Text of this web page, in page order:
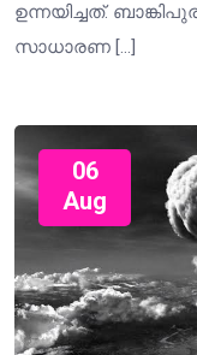
ഉന്നയിച്ചത്.
സാധാരണ […]
06
Aug